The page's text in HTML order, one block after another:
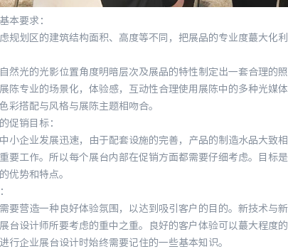
要求：
划区的建筑结构面积、高度等不同，把展品的专业度蕞大化利
光的光影位置角度明暗层次及展品的特性制定出一套合理的照
专业的场景化，体验感，互动性合理使用展陈中的多种光媒体
搭配与风格与展陈主题相吻合。
销目标：
企业发展迅速，由于配套设施的完善，产品的制造水品大致
要工作。所以每个展台内部在促销方面都需要仔细考虑。目标
优势和特点。
营造一种良好体验氛围，以达到吸引客户的目的。新技术与
台设计师所要考虑的重中之重。良好的客户体验可以蕞大程度
企业展台设计时始终需要记住的一些基本知识。